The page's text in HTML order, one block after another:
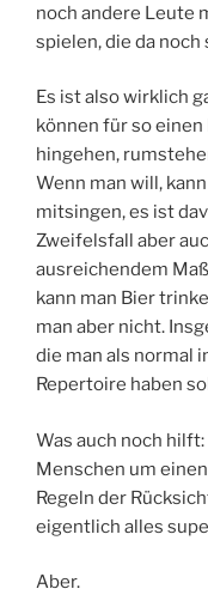
noch andere Leute
spielen, die da
Es ist also wirklich
können für so
hingehen,
Wenn man will,
mitsingen, es ist
Zweifelsfall aber
ausreichendem
kann man Bier
man aber nicht.
die man als normal
Repertoire haben
Was auch noch
Menschen um
Regeln der
eigentlich alles
Aber.